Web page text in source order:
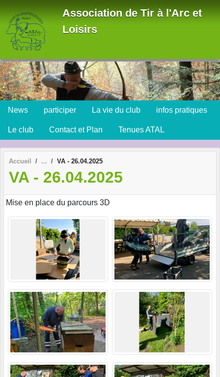
Association de Tir à l'Arc et
Loisirs
News participer La vie du club infos pratiques
Le club Contact et Plan Tenues ATAL
Accueil VA - 26.04.2025
VA - 26.04.2025
Mise en place du parcours 3D